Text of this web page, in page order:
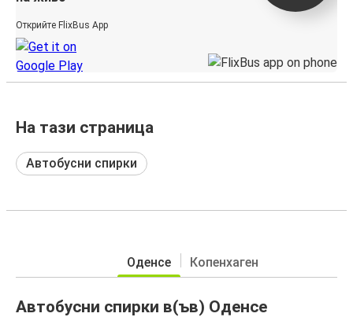
Открийте FlixBus App
На тази страница
Автобусни спирки
Оденсе Копенхаген
Автобусни спирки в(ъв) Оденсе